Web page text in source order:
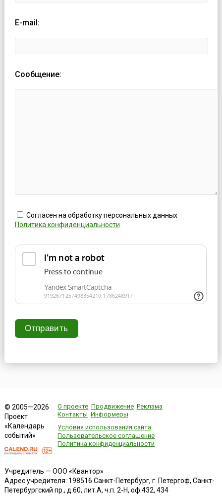
E-mail:
Сообщение:
Согласен на обработку персональных данных
Политика конфиденциальности
Отправить
© 2005—2026
Проект
«Календарь
событий»
О проекте Продвижение Реклама
Контакты Информеры
Условия использования сайта
Пользовательское соглашение
Политика конфиденциальности
Учредитель — ООО «Квантор»
Адрес учредителя: 198516 Санкт-Петербург, г. Петергоф, Санкт-
Петербургский пр., д.60, лит.А, ч.п. 2-Н, оф.432, 434